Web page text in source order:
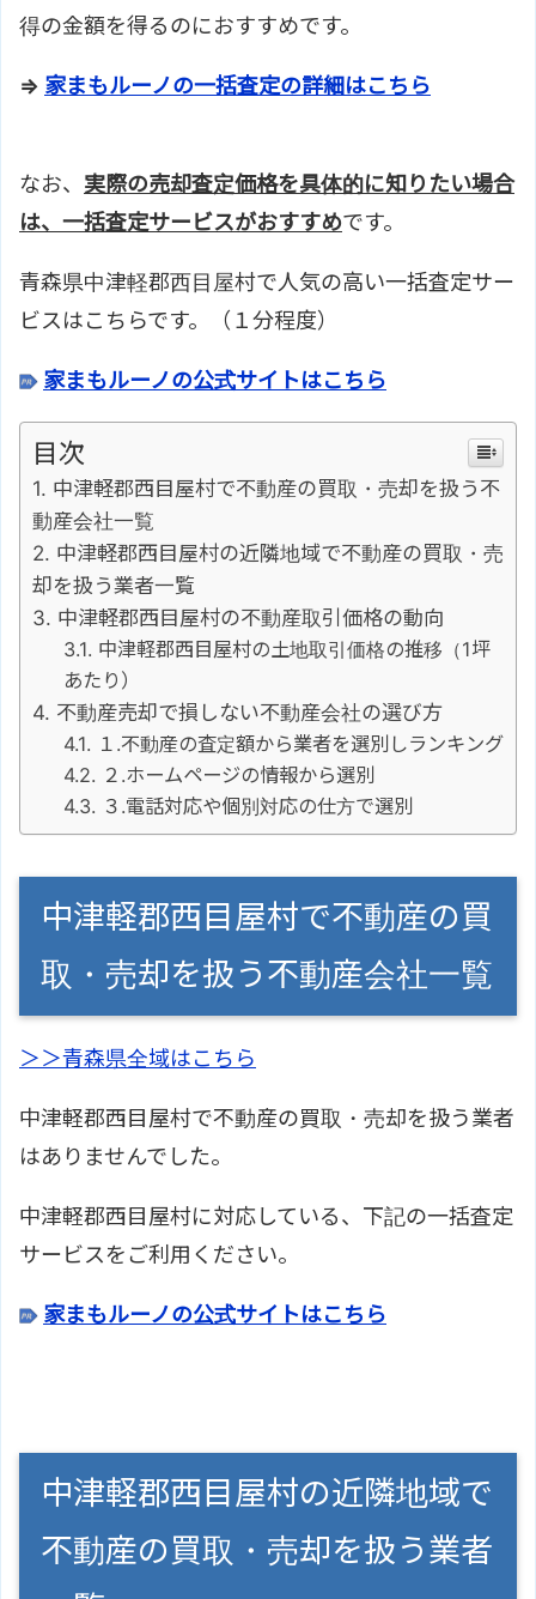
得の金額を得るのにおすすめです。
⇒ 家まもルーノの一括査定の詳細はこちら
なお、 実際の売却査定価格を具体的に知りたい場合
は、一括査定サービスがおすすめです。
青森県中津軽郡西目屋村で人気の高い一括査定サー
ビスはこちらです。（１分程度）
家まもルーノの公式サイトはこちら
目次
中津軽郡西目屋村で不動産の買取・売却を扱う不
動産会社一覧
中津軽郡西目屋村の近隣地域で不動産の買取・売
却を扱う業者一覧
中津軽郡西目屋村の不動産取引価格の動向
中津軽郡西目屋村の土地取引価格の推移（1坪
あたり）
不動産売却で損しない不動産会社の選び方
１.不動産の査定額から業者を選別しランキング
２.ホームページの情報から選別
３.電話対応や個別対応の仕方で選別
中津軽郡西目屋村で不動産の買
取・売却を扱う不動産会社一覧
＞＞青森県全域はこちら
中津軽郡西目屋村で不動産の買取・売却を扱う業者
はありませんでした。
中津軽郡西目屋村に対応している、下記の一括査定
サービスをご利用ください。
家まもルーノの公式サイトはこちら
中津軽郡西目屋村の近隣地域で
不動産の買取・売却を扱う業者